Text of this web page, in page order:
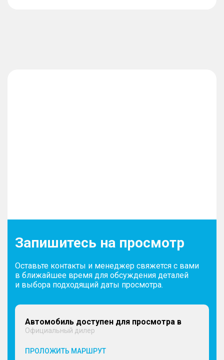
Запишитесь на просмотр
Оставьте контакты и менеджер свяжется с вами
в ближайшее время для обсуждения деталей
и выбора подходящий даты просмотра.
Автомобиль доступен для просмотра в
Официальный дилер
ПРОЛОЖИТЬ МАРШРУТ